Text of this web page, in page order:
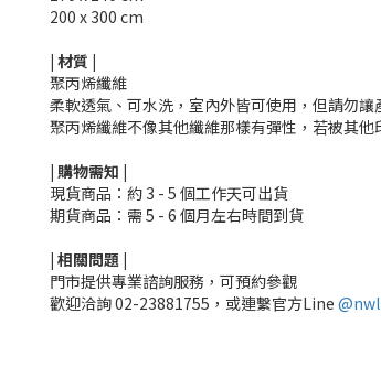
200 x 300 cm
| 材質 |
聚丙烯纖維
柔軟透氣、可水洗，室內外皆可使用，但請勿
聚丙烯纖維不像其他纖維那樣有彈性，若被其
| 購物需知 |
現貨商品：約 3 - 5 個工作天可出貨
期貨商品：需 5 - 6 個月左右時間到貨
| 相關問題 |
門市提供專業諮詢服務，可預約參觀
歡迎洽詢 02-23881755，或連繫官方Line